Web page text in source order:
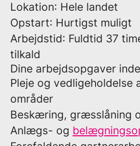
Lokation: Hele landet
Opstart: Hurtigst muligt
Arbejdstid: Fuldtid 37
tilkald
Dine arbejdsopgaver
Pleje og vedligeholdelse
områder
Beskæring, græsslåning
Anlægs- og